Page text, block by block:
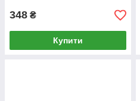
348 ₴
Купити